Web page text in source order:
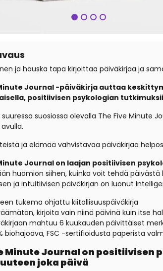
ja hauska tapa kirjoittaa päiväkirjaa ja
Journal -päiväkirja auttaa
positiivisen psykologian
suosiossa olevalla The Five Minute
ja elämää vahvistavaa päiväkirjaa
Journal on laajan positiivisen
huomion siihen, kuinka voit tehdä
ja intuitiivisen päiväkirjan on luonut
tukema ohjattu kiitollisuuspäiväkirja
kirjoita vain niinä päivinä kuin itse
mahtuu 6 kuukauden päivittäiset
biohajoava, FSC -sertifioidusta paperista
Minute Journal on
joka päivä